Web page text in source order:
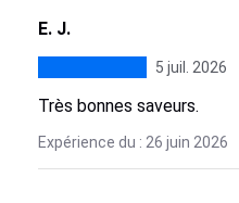
E. J.
5 juil. 2026
Très bonnes saveurs.
Expérience du : 26 juin 2026